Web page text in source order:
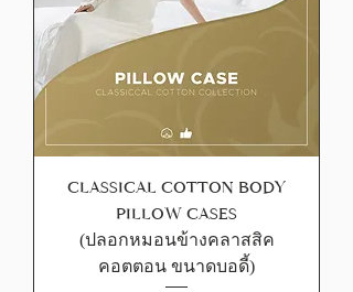
CLASSICAL COTTON BODY
PILLOW CASES
(ปลอกหมอนข้างคลาสสิค
คอตตอน ขนาดบอดี้)